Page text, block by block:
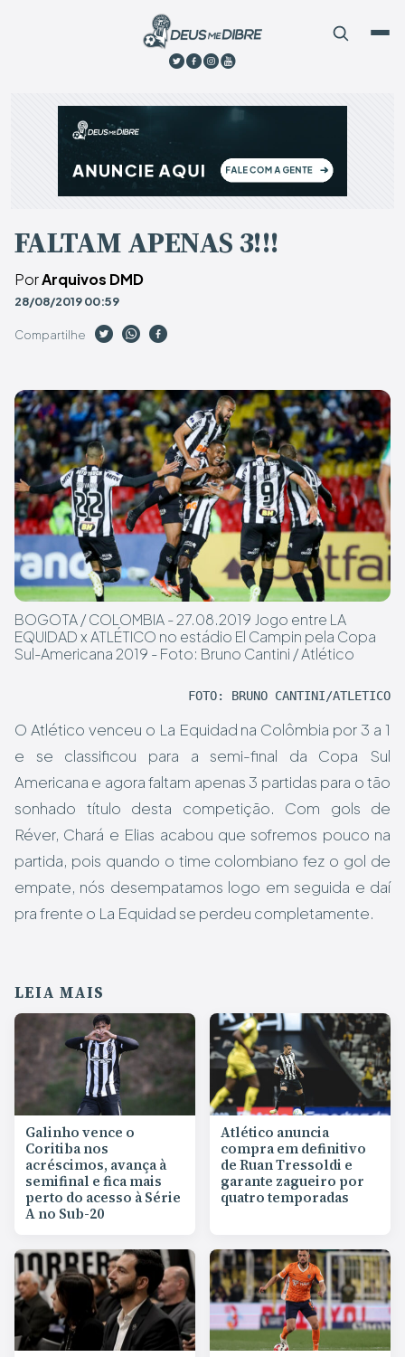
FALTAM APENAS 3!!!
PorArquivos DMD
28/08/2019 00:59
Compartilhe
BOGOTA / COLOMBIA - 27.08.2019 Jogo entre LA
EQUIDAD x ATLÉTICO no estádio El Campin pela Copa
Sul-Americana 2019 - Foto: Bruno Cantini / Atlético
FOTO: BRUNO CANTINI/ATLÉTICO
O Atlético venceu o La Equidad na Colômbia por 3 a 1
e se classificou para a semi-final da Copa Sul
Americana e agora faltam apenas 3 partidas para o tão
sonhado título desta competição. Com gols de
Réver, Chará e Elias acabou que sofremos pouco na
partida, pois quando o time colombiano fez o gol de
empate, nós desempatamos logo em seguida e daí
pra frente o La Equidad se perdeu completamente.
LEIA MAIS
Galinho vence o
Coritiba nos
acréscimos, avança à
semifinal e fica mais
perto do acesso à Série
A no Sub-20
Atlético anuncia
compra em definitivo
de Ruan Tressoldi e
garante zagueiro por
quatro temporadas